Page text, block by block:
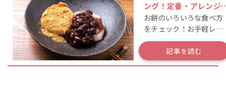
ング！定番・アレンジ
シピ38選
お餅のいろいろな食べ方
をチェック！お手軽レシ
ピでお餅を楽しもう♪
記事を読む